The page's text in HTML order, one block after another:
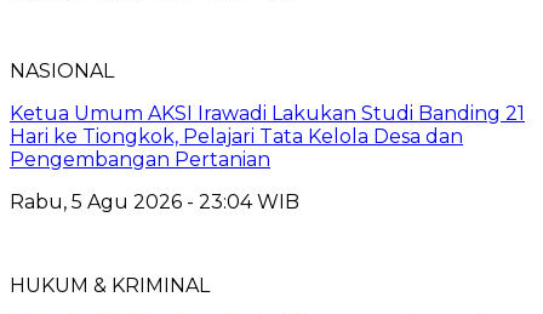
NASIONAL
Ketua Umum AKSI Irawadi Lakukan Studi Banding 21
Hari ke Tiongkok, Pelajari Tata Kelola Desa dan
Pengembangan Pertanian
Rabu, 5 Agu 2026 - 23:04 WIB
HUKUM & KRIMINAL